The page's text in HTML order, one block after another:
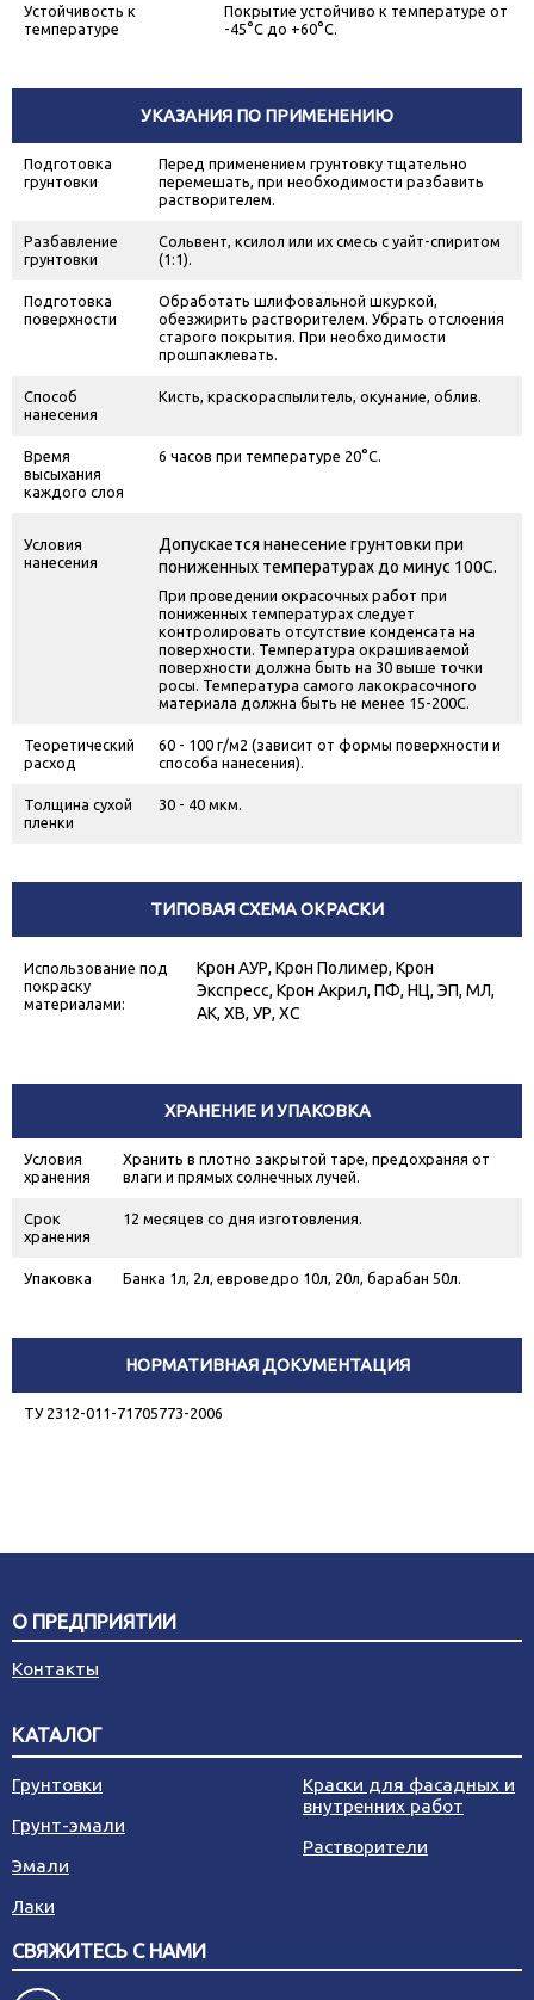
Устойчивость к
температуре
Покрытие устойчиво к температуре от
-45°С до +60°С.
УКАЗАНИЯ ПО ПРИМЕНЕНИЮ
Подготовка
грунтовки
Перед применением грунтовку тщательно
перемешать, при необходимости разбавить
растворителем.
Разбавление
грунтовки
Сольвент, ксилол или их смесь с уайт-спиритом
(1:1).
Подготовка
поверхности
Обработать шлифовальной шкуркой,
обезжирить растворителем. Убрать отслоения
старого покрытия. При необходимости
прошпаклевать.
Способ
нанесения
Кисть, краскораспылитель, окунание, облив.
Время
высыхания
каждого слоя
6 часов при температуре 20°С.
Условия
нанесения
Допускается нанесение грунтовки при
пониженных температурах до минус 100С.
При проведении окрасочных работ при
пониженных температурах следует
контролировать отсутствие конденсата на
поверхности. Температура окрашиваемой
поверхности должна быть на 30 выше точки
росы. Температура самого лакокрасочного
материала должна быть не менее 15-200С.
Теоретический
расход
60 - 100 г/м2 (зависит от формы поверхности и
способа нанесения).
Толщина сухой
пленки
30 - 40 мкм.
ТИПОВАЯ СХЕМА ОКРАСКИ
Использование под
покраску
материалами:
Крон АУР, Крон Полимер, Крон
Экспресс, Крон Акрил, ПФ, НЦ, ЭП, МЛ,
АК, ХВ, УР, ХС
ХРАНЕНИЕ И УПАКОВКА
Условия
хранения
Хранить в плотно закрытой таре, предохраняя от
влаги и прямых солнечных лучей.
Срок
хранения
12 месяцев со дня изготовления.
Упаковка Банка 1л, 2л, евроведро 10л, 20л, барабан 50л.
НОРМАТИВНАЯ ДОКУМЕНТАЦИЯ
ТУ 2312-011-71705773-2006
О ПРЕДПРИЯТИИ
Контакты
КАТАЛОГ
Грунтовки
Грунт-эмали
Эмали
Лаки
Краски для фасадных и
внутренних работ
Растворители
СВЯЖИТЕСЬ С НАМИ